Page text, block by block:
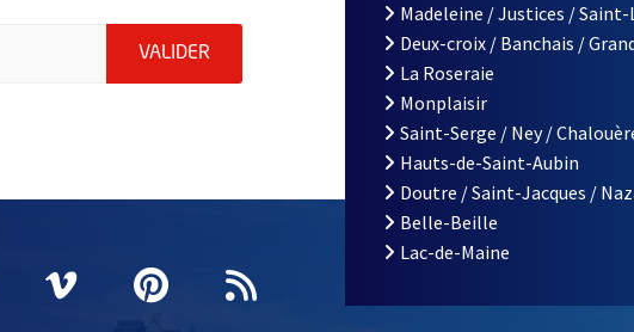
ville d'Angers, indiquez votre email (champ obligatoire)
VALIDERENVOYER MA DEMANDE D'INSCRIPTION À LA
fenêtrefenêtre
nouvelle fenêtre
une nouvelle fenêtre
Vimeo
, Ouvre une nouvelle fenêtre
Pinterest
, Ouvre une nouvelle fenêtre
Flux RSS
Madeleine / Justices / Saint-
Deux-croix / Banchais /
La Roseraie
Monplaisir
Saint-Serge / Ney /
Hauts-de-Saint-Aubin
Doutre / Saint-Jacques /
Belle-Beille
Lac-de-Maine